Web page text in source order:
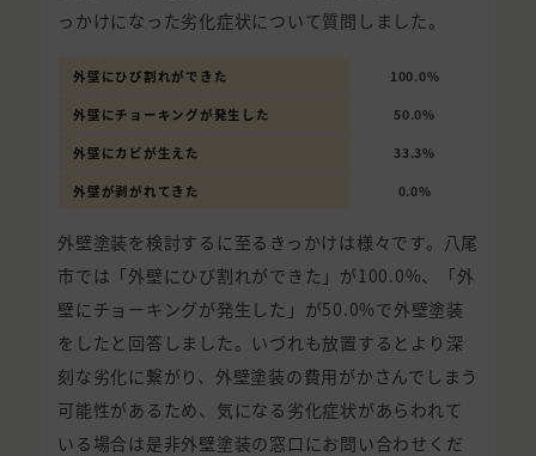
っかけになった劣化症状について質問しました。
外壁にひび割れができた 100.0%
外壁にチョーキングが発生した 50.0%
外壁にカビが生えた 33.3%
外壁が剥がれてきた 0.0%
外壁塗装を検討するに至るきっかけは様々です。八尾
市では「外壁にひび割れができた」が100.0%、「外
壁にチョーキングが発生した」が50.0%で外壁塗装
をしたと回答しました。いづれも放置するとより深
刻な劣化に繋がり、外壁塗装の費用がかさんでしまう
可能性があるため、気になる劣化症状があらわれて
いる場合は是非外壁塗装の窓口にお問い合わせくだ